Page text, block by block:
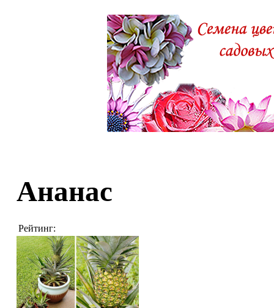
Ананас
Рейтинг: